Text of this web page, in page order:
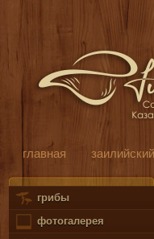
главная
грибы
фотогалерея